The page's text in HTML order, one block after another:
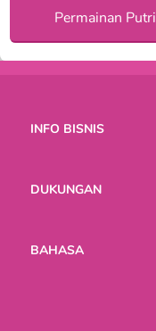
Permainan Putri
INFO BISNIS
DUKUNGAN
BAHASA